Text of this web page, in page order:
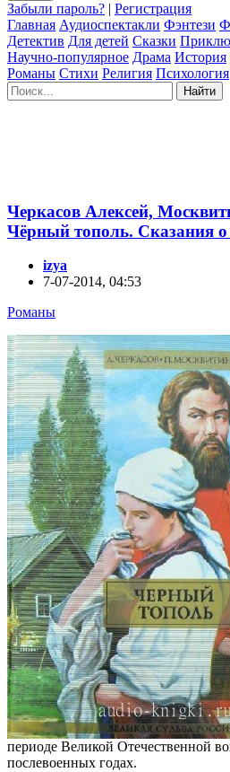
Забыли пароль? | Регистрация
Главная Аудиоспектакли Фэнтези
Детектив Для детей Сказки
Научно-популярное Драма История
Романы Стихи Религия Психология
Найти
Черкасов Алексей,
Чёрный тополь. Сказания
izya
7-07-2014, 04:53
Романы
периоде Великой Отечественной
послевоенных годах.